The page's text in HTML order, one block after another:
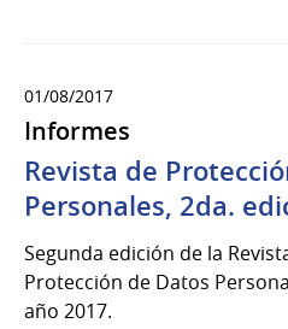
01/08/2017
Informes
Revista de
Personales, 2da.
Segunda edición de la
Protección de Datos
año 2017.